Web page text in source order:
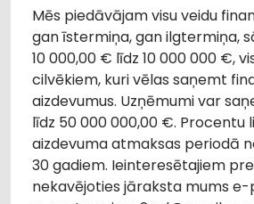
Mēs piedāvājam visu veidu
gan īstermiņa, gan ilgtermiņa,
10 000,00 € līdz 10 000 000 €,
cilvēkiem, kuri vēlas saņemt
aizdevumus. Uzņēmumi var
līdz 50 000 000,00 €. Procentu
aizdevuma atmaksas periodā
30 gadiem. Ieinteresētajiem
nekavējoties jāraksta mums e-